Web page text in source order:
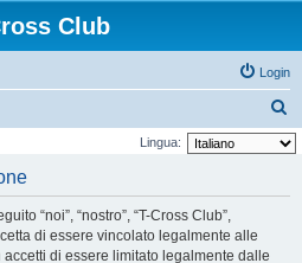
Club
Login
e
Lingua:
“noi”, “nostro”, “T-Cross Club”,
di essere vincolato legalmente alle
di essere limitato legalmente dalle